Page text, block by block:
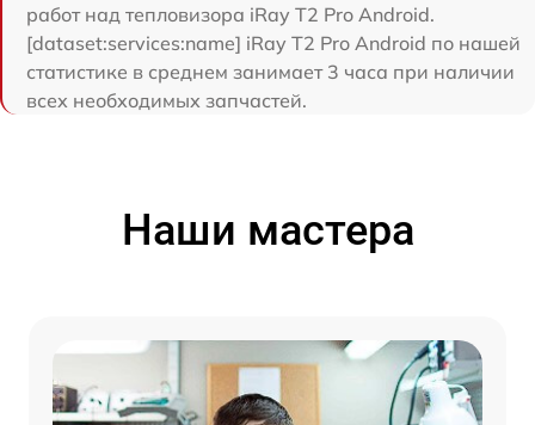
работ над тепловизора iRay T2 Pro Android.
[dataset:services:name] iRay T2 Pro Android по нашей
статистике в среднем занимает 3 часа при наличии
всех необходимых запчастей.
Наши мастера